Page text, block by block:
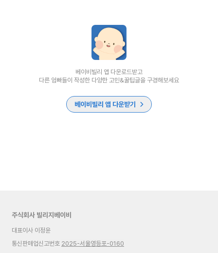
베이비빌리 앱 다운로드받고
다른 엄빠들이 작성한 다양한 고민&꿀팁글을 구경해보세요
베이비빌리 앱 다운받기
주식회사 빌리지베이비
대표이사 이정윤
통신판매업신고번호 2025-서울영등포-0160